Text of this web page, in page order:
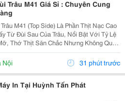
Trâu M41 Giá Sỉ : Chuyên Cung
M41 (Top Side) Là Phần Thịt Nạc Cao
Từ Đùi Sau Của Trâu, Nổi Bật Với Tỷ Lệ
Thớ Thịt Săn Chắc Nhưng Không Quá
Ngọt Tự Nhiên, Thơm Ngon Và Phù
Hợp Với Nhiều Cách Chế Biến. Sản Phẩm...
Nội 31 phút trước
In Tại Huỳnh Tấn Phát